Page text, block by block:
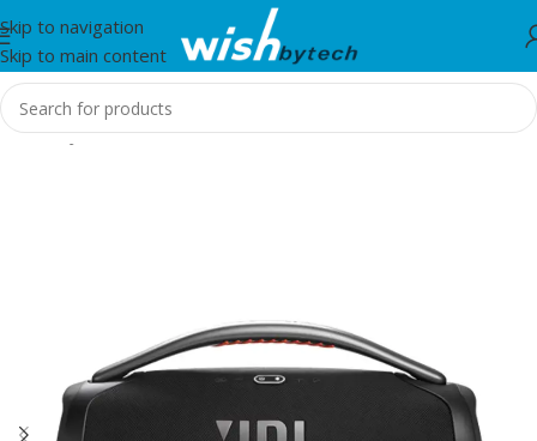
Skip to navigation
Skip to main content
Home/JBL